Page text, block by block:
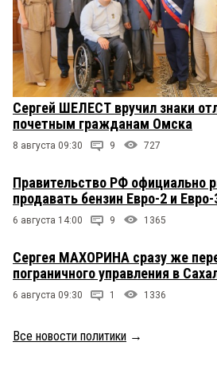
Сергей ШЕЛЕСТ вручил знаки
почетным гражданам Омска
8 августа 09:30 9 727
Правительство РФ официально
продавать бензин Евро-2 и Евро-
6 августа 14:00 9 1365
Сергея МАХОРИНА сразу же
пограничного управления в
6 августа 09:30 1 1336
Все новости политики →